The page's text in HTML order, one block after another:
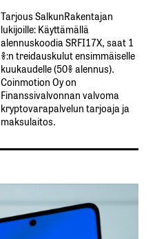
Tarjous SalkunRakentajan
lukijoille: Käyttämällä​ ​
alennuskoodia​ ​SRFI17X,​ ​saat​ ​1
%:n treidauskulut​ ​ensimmäiselle​ ​
kuukaudelle​ ​(50%​ ​alennus).
Coinmotion Oy on
Finanssivalvonnan valvoma
kryptovarapalvelun tarjoaja ja
maksulaitos.